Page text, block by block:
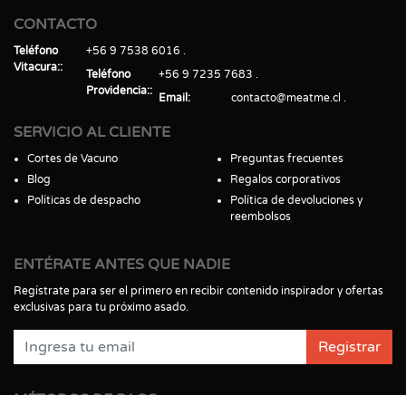
CONTACTO
Teléfono
Vitacura:
+56 9 7538 6016
Teléfono
Providencia:
+56 9 7235 7683
Email
contacto@meatme.cl
SERVICIO AL CLIENTE
Cortes de Vacuno
Blog
Políticas de despacho
Preguntas frecuentes
Regalos corporativos
Política de devoluciones y
reembolsos
ENTÉRATE ANTES QUE NADIE
Regístrate para ser el primero en recibir contenido inspirador y ofertas
exclusivas para tu próximo asado.
Registrar